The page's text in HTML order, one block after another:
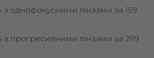
з однофокусними лінзами за 159
з прогресивними лінзами за 299